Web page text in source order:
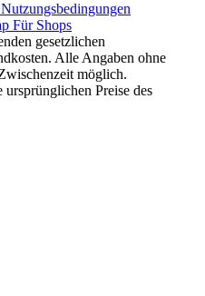
Nutzungsbedingungen
Für Shops
gesetzlichen
Alle Angaben ohne
möglich.
ursprünglichen Preise des